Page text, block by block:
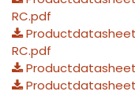
RC.pdf
Productdatasheet
RC.pdf
Productdatasheet
Productdatasheet